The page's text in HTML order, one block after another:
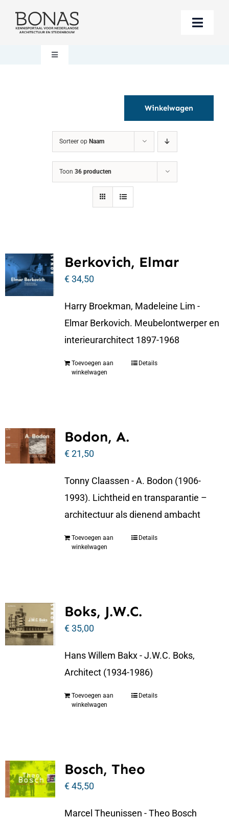
naar
Toggle
Berichten
Steun BONAS
Toggle
Winkelwagen
Sorteer op Naam
Toon 36 producten
Berkovich, Elmar
€34,50
Harry Broekman, Madeleine Lim -
Elmar Berkovich. Meubelontwerper en
interieurarchitect 1897-1968
Toevoegen aan
winkelwagen
Details
Bodon, A.
€21,50
Tonny Claassen - A. Bodon (1906-
1993). Lichtheid en transparantie –
architectuur als dienend ambacht
Toevoegen aan
winkelwagen
Details
Boks, J.W.C.
€35,00
Hans Willem Bakx - J.W.C. Boks,
Architect (1934-1986)
Toevoegen aan
winkelwagen
Details
Bosch, Theo
€45,50
Marcel Theunissen - Theo Bosch